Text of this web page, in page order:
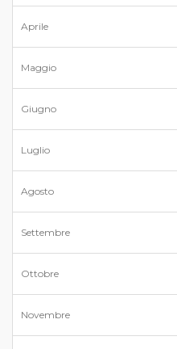
Aprile
Maggio
Giugno
Luglio
Agosto
Settembre
Ottobre
Novembre